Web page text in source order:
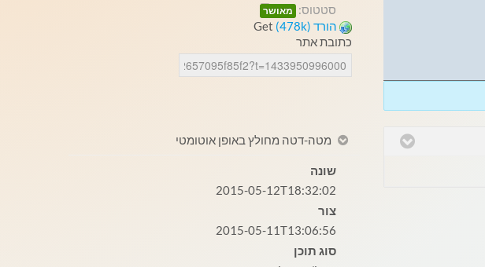
סטטוס: מאושר
הורד (478k)
Get
כתובת אתר
מטה-דטה מחולץ באופן אוטומטי
שונה
2015-05-12T18:32:02
צור
2015-05-11T13:06:56
סוג תוכן